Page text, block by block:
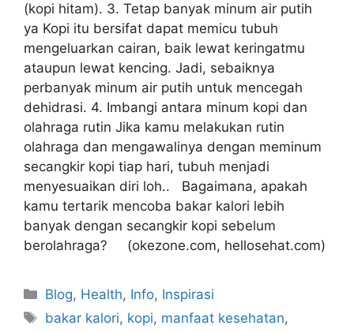
(kopi hitam). 3. Tetap banyak minum air putih
ya Kopi itu bersifat dapat memicu tubuh
mengeluarkan cairan, baik lewat keringatmu
ataupun lewat kencing. Jadi, sebaiknya
perbanyak minum air putih untuk mencegah
dehidrasi. 4. Imbangi antara minum kopi dan
olahraga rutin Jika kamu melakukan rutin
olahraga dan mengawalinya dengan meminum
secangkir kopi tiap hari, tubuh menjadi
menyesuaikan diri loh.. Bagaimana, apakah
kamu tertarik mencoba bakar kalori lebih
banyak dengan secangkir kopi sebelum
berolahraga? (okezone.com, hellosehat.com)
Blog, Health, Info, Inspirasi
bakar kalori, kopi, manfaat kesehatan,